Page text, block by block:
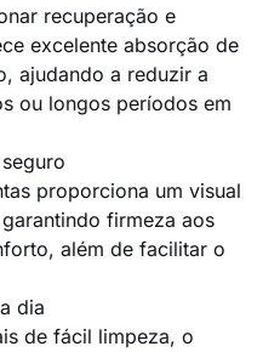
recuperação e
excelente absorção de
ajudando a reduzir a
ou longos períodos em
proporciona um visual
firmeza aos
além de facilitar o
dia
de fácil limpeza, o